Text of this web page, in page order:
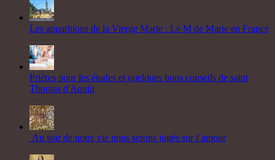
Les apparitions de la Vierge Marie : Le M de Marie en France
Prières pour les études et quelques bons conseils de saint
Thomas d'Aquin
Au soir de notre vie nous serons jugés sur l’amour